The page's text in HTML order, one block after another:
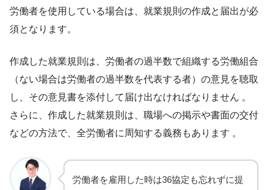
労働者を使用している場合は、就業規則の作成と届出が必
須となります。
作成した就業規則は、労働者の過半数で組織する労働組合
（ない場合は労働者の過半数を代表する者）の意見を聴取
し、その意見書を添付して届け出なければなりません 。
さらに、作成した就業規則は、職場への掲示や書面の交付
などの方法で、全労働者に周知する義務もあります 。
労働者を雇用した時は36協定も忘れずに提